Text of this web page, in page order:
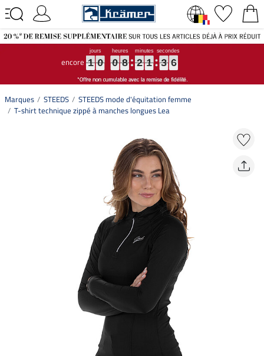
encore 1
1
1
1 0
0
0
0 0
0
0
0 8
8
8
8 2
2
2
2 1
1
1
1 3
3
3
3 5
5
5
5
Marques STEEDS
STEEDS mode d'équitation femme
T-shirt technique zippé à manches longues Lea